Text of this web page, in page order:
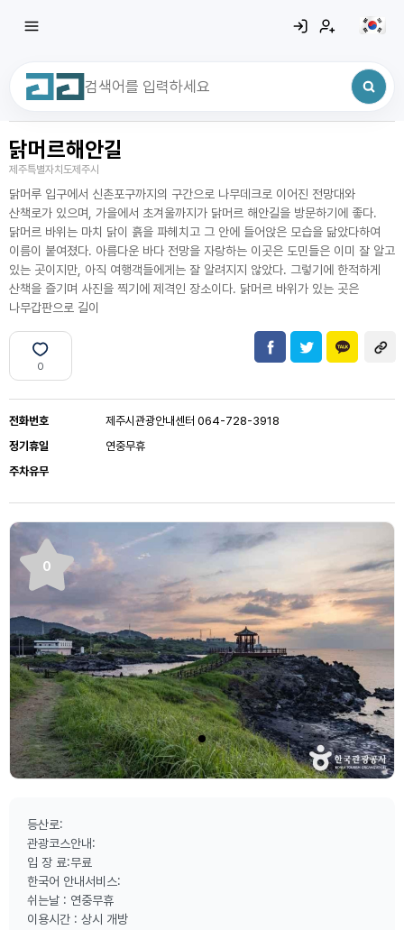
최근 검색어
닭머르해안길
제주특별자치도제주시
닭머루 입구에서 신촌포구까지의 구간으로 나무데크로 이어진 전망대와
산책로가 있으며, 가을에서 초겨울까지가 닭머르 해안길을 방문하기에 좋다.
닭머르 바위는 마치 닭이 흙을 파헤치고 그 안에 들어앉은 모습을 닮았다하여
이름이 붙여졌다. 아름다운 바다 전망을 자랑하는 이곳은 도민들은 이미 잘 알고
있는 곳이지만, 아직 여행객들에게는 잘 알려지지 않았다. 그렇기에 한적하게
산책을 즐기며 사진을 찍기에 제격인 장소이다. 닭머르 바위가 있는 곳은
나무갑판으로 길이
0
전화번호
제주시관광안내센터 064-728-3918
정기휴일
연중무휴
주차유무
0
등산로:
관광코스안내:
입 장 료:무료
한국어 안내서비스:
쉬는날 : 연중무휴
이용시간 : 상시 개방